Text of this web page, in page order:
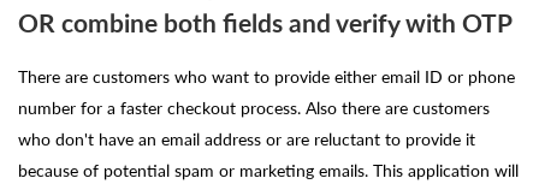
OR combine both fields and verify with OTP
There are customers who want to provide either email ID or phone
number for a faster checkout process. Also there are customers
who don't have an email address or are reluctant to provide it
because of potential spam or marketing emails. This application will